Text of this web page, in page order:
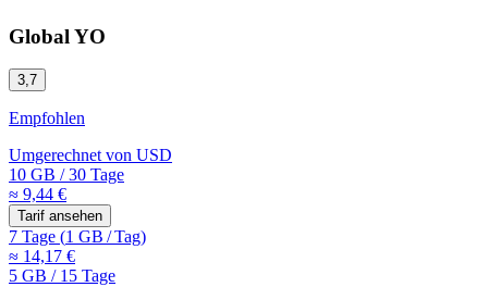
Global YO
3,7
Empfohlen
Umgerechnet von USD
10 GB /30 Tage
≈ 9,44 €
Tarif ansehen
7 Tage (1 GB /Tag)
≈ 14,17 €
5 GB /15 Tage